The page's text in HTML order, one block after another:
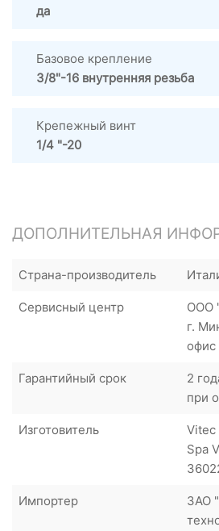
да
Базовое крепление
3/8"-16 внутренняя резьба
Крепежный винт
1/4 "-20
ДОПОЛНИТЕЛЬНАЯ
Страна-производитель
Сервисный центр
ООО
г.
офис
Гарантийный срок
2
при
Изготовитель
Vitec
Spa
Импортер
ЗАО